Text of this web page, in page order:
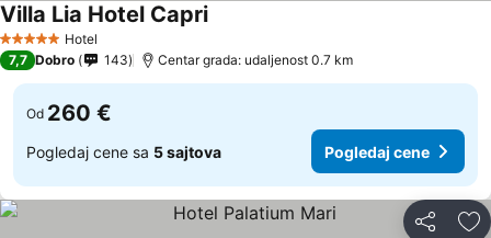
5 ZvezdiceHotel
Villa Lia Hotel Capri
7,7 Dobro 143 Centar grada: udaljenost 0.7 km
Od 260 €
Pogledaj cene sa 5 sajtova Pogledaj cene
Deli